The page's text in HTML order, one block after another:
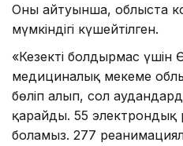
Оның айтуынша, облыста
мүмкіндігі күшейтілген.
«Кезекті болдырмас үшін
медициналық мекеме
бөліп алып, сол
қарайды. 55 электрондық
боламыз. 277